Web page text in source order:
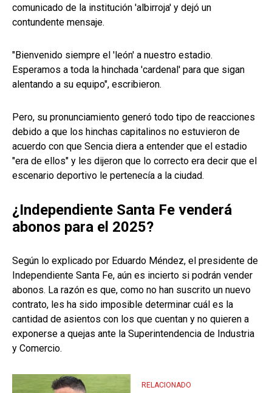
comunicado de la institución 'albirroja' y dejó un
contundente mensaje.
"Bienvenido siempre el 'león' a nuestro estadio.
Esperamos a toda la hinchada 'cardenal' para que sigan
alentando a su equipo", escribieron.
Pero, su pronunciamiento generó todo tipo de reacciones
debido a que los hinchas capitalinos no estuvieron de
acuerdo con que Sencia diera a entender que el estadio
"era de ellos" y les dijeron que lo correcto era decir que el
escenario deportivo le pertenecía a la ciudad.
¿Independiente Santa Fe venderá
abonos para el 2025?
Según lo explicado por Eduardo Méndez, el presidente de
Independiente Santa Fe, aún es incierto si podrán vender
abonos. La razón es que, como no han suscrito un nuevo
contrato, les ha sido imposible determinar cuál es la
cantidad de asientos con los que cuentan y no quieren a
exponerse a quejas ante la Superintendencia de Industria
y Comercio.
RELACIONADO